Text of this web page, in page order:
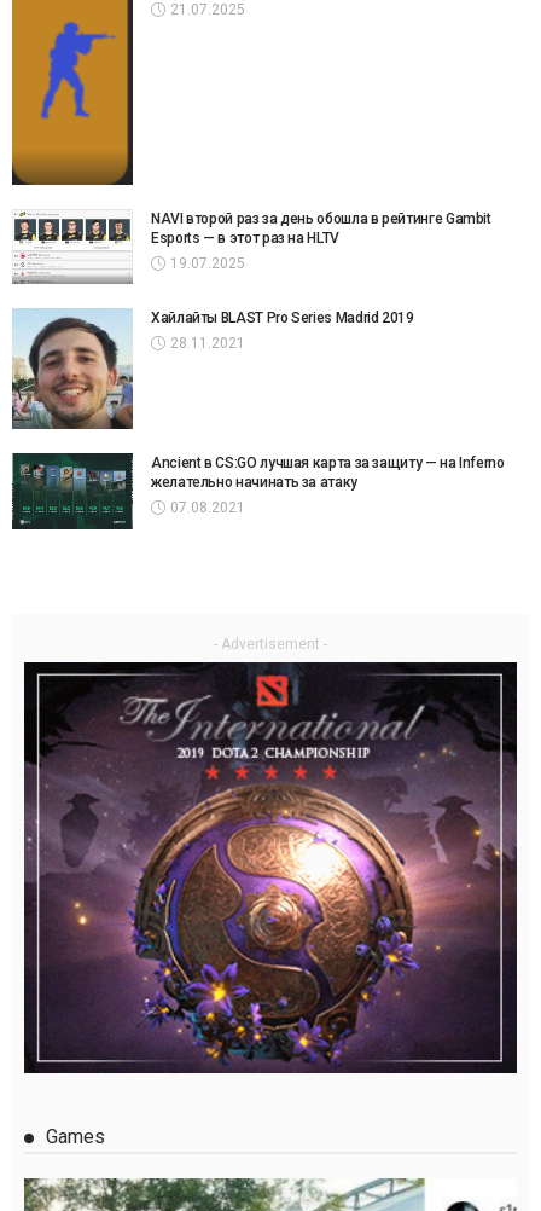
21.07.2025
NAVI второй раз за день обошла в рейтинге Gambit
Esports — в этот раз на HLTV
19.07.2025
Хайлайты BLAST Pro Series Madrid 2019
28.11.2021
Ancient в CS:GO лучшая карта за защиту — на Inferno
желательно начинать за атаку
07.08.2021
- Advertisement -
Games